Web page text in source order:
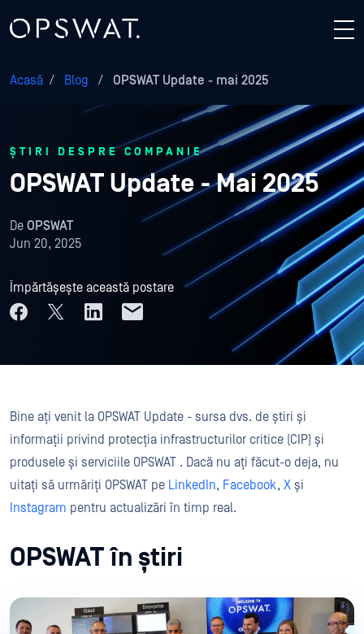
Acasă / Blog / OPSWAT Update - mai 2025
ȘTIRI DESPRE COMPANIE
OPSWAT Update - Mai 2025
De OPSWAT
Jun 20, 2025
Împărtășește această postare
Bine ați venit la OPSWAT Update - sursa dvs. de știri și
informații privind protecția infrastructurilor critice (CIP) și
produsele și serviciile OPSWAT . Dacă nu ați făcut-o deja, nu
uitați să urmăriți OPSWAT pe LinkedIn, Facebook, X și
Instagram pentru actualizări în timp real.
OPSWAT în știri